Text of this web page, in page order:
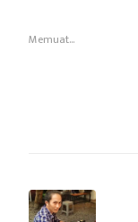
Memuat...